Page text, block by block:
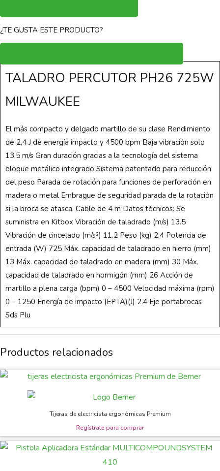
¿TE GUSTA ESTE PRODUCTO?
TALADRO PERCUTOR PH26 725W
MILWAUKEE
El más compacto y delgado martillo de su clase Rendimiento
de 2,4 J de energía impacto y 4500 bpm Baja vibración solo
13,5 m/s Gran duración gracias a la tecnología del sistema
bloque metálico integrado Sistema patentado para reducción
del peso Parada de rotación para funciones de perforación en
madera o metal Embrague de seguridad parada de la rotación
si la broca se atasca. Cable de 4 m Datos técnicos: Se
suministra en Kitbox Vibración de taladrado (m/s) 13.5
Vibración de cincelado (m/s²) 11.2 Peso (kg) 2.4 Potencia de
entrada (W) 725 Máx. capacidad de taladrado en hierro (mm)
13 Máx. capacidad de taladrado en madera (mm) 30 Máx.
capacidad de taladrado en hormigón (mm) 26 Acción de
martillo a plena carga (bpm) 0 – 4500 Velocidad máxima (rpm)
0 – 1250 Energía de impacto (EPTA)(J) 2.4 Eje portabrocas
Sds Plu
Productos relacionados
Tijeras de electricista ergonómicas Premium